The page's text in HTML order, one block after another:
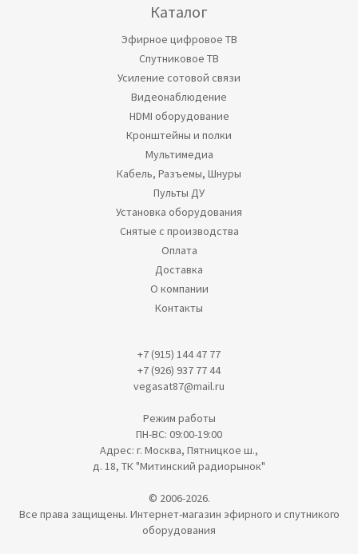
Каталог
Эфирное цифровое ТВ
Спутниковое ТВ
Усиление сотовой связи
Видеонаблюдение
HDMI оборудование
Кронштейны и полки
Мультимедиа
Кабель, Разъемы, Шнуры
Пульты ДУ
Установка оборудования
Снятые с производства
Оплата
Доставка
О компании
Контакты
+7 (915) 144 47 77
+7 (926) 937 77 44
vegasat87@mail.ru
Режим работы
ПН-ВС: 09:00-19:00
Адрес: г. Москва, Пятницкое ш.,
д. 18, ТК "Митинский радиорынок"
© 2006-2026.
Все права защищены. Интернет-магазин эфирного и спутникого
оборудования